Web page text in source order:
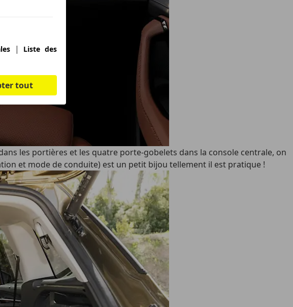
les portières et les quatre porte-gobelets dans la console centrale, on
et mode de conduite) est un petit bijou tellement il est pratique !
|
Liste des
tout